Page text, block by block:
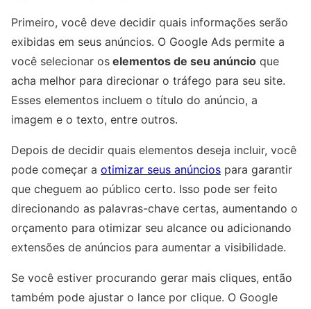
Primeiro, você deve decidir quais informações serão
exibidas em seus anúncios. O Google Ads permite a
você selecionar os elementos de seu anúncio que
acha melhor para direcionar o tráfego para seu site.
Esses elementos incluem o título do anúncio, a
imagem e o texto, entre outros.
Depois de decidir quais elementos deseja incluir, você
pode começar a otimizar seus anúncios para garantir
que cheguem ao público certo. Isso pode ser feito
direcionando as palavras-chave certas, aumentando o
orçamento para otimizar seu alcance ou adicionando
extensões de anúncios para aumentar a visibilidade.
Se você estiver procurando gerar mais cliques, então
também pode ajustar o lance por clique. O Google